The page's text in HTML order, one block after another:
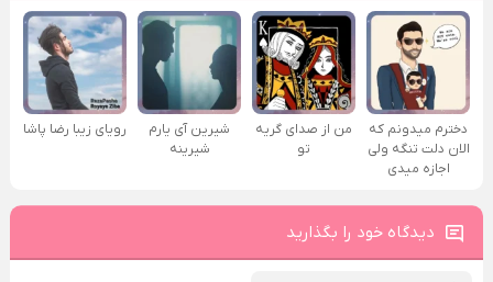
دخترم میدونم که
الان دلت تنگه ولی
اجازه میدی
من از صدای گريه
تو
شیرین آی یارم
شیرینه
رویای زیبا رضا پاشا
دیدگاه خود را بگذارید